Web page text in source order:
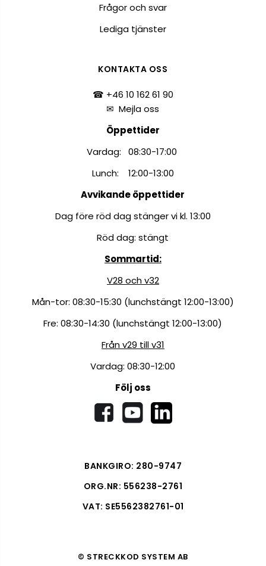
Frågor och svar
Lediga tjänster
KONTAKTA OSS
☎ +46 10 162 61 90
✉Mejla oss
Öppettider
Vardag: 08:30-17:00
Lunch: 12:00-13:00
Avvikande öppettider
Dag före röd dag stänger vi kl. 13:00
Röd dag: stängt
Sommartid:
V28 och v32
Mån-tor: 08:30-15:30 (lunchstängt 12:00-13:00)
Fre: 08:30-14:30 (lunchstängt 12:00-13:00)
Från v29 till v31
Vardag: 08:30-12:00
Följ oss
BANKGIRO: 280-9747
ORG.NR: 556238-2761
VAT: SE5562382761-01
© STRECKKOD SYSTEM AB